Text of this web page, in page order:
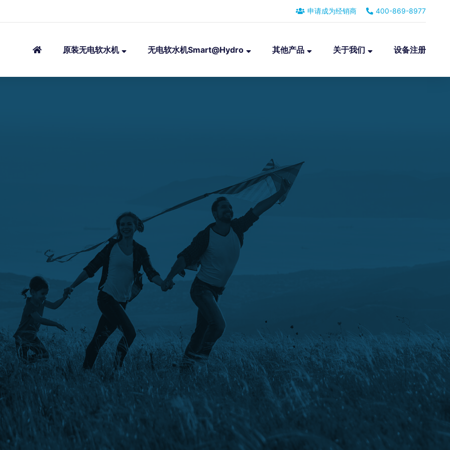
申请成为经销商 400-869-8977
原装无电软水机 无电软水机Smart@Hydro 其他产品 关于我们 设备注册